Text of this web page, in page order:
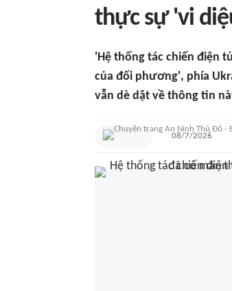
thực sự 'vi
'Hệ thống tác chiến điện
của đối phương', phía
vẫn dè dặt về thông tin
08/7/2026